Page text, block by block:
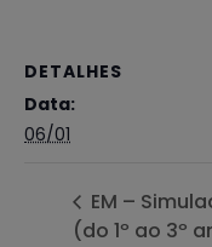
DETALHES
Data:
06/01
EM –
(do 1º ao 3º